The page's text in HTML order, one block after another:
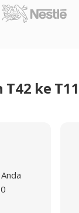
ke T11